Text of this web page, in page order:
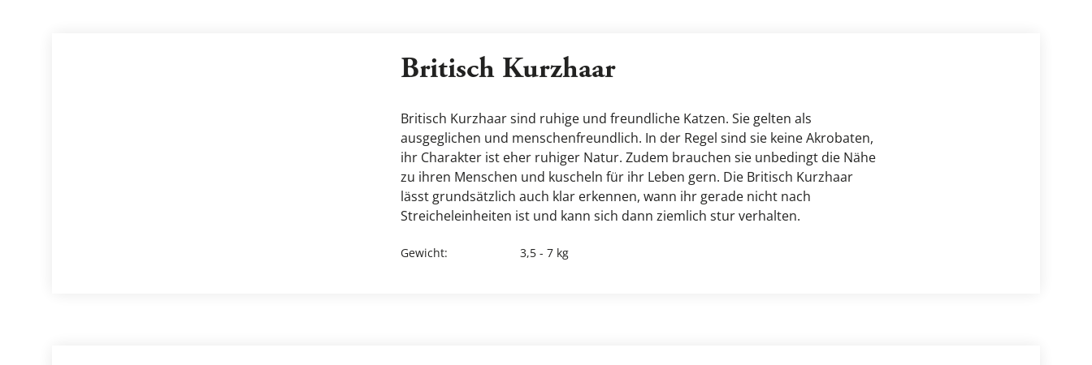
Britisch Kurzhaar
Britisch Kurzhaar sind ruhige und freundliche Katzen. Sie gelten als
ausgeglichen und menschenfreundlich. In der Regel sind sie keine Akrobaten,
ihr Charakter ist eher ruhiger Natur. Zudem brauchen sie unbedingt die Nähe
zu ihren Menschen und kuscheln für ihr Leben gern. Die Britisch Kurzhaar
lässt grundsätzlich auch klar erkennen, wann ihr gerade nicht nach
Streicheleinheiten ist und kann sich dann ziemlich stur verhalten.
Gewicht: 3,5 - 7 kg